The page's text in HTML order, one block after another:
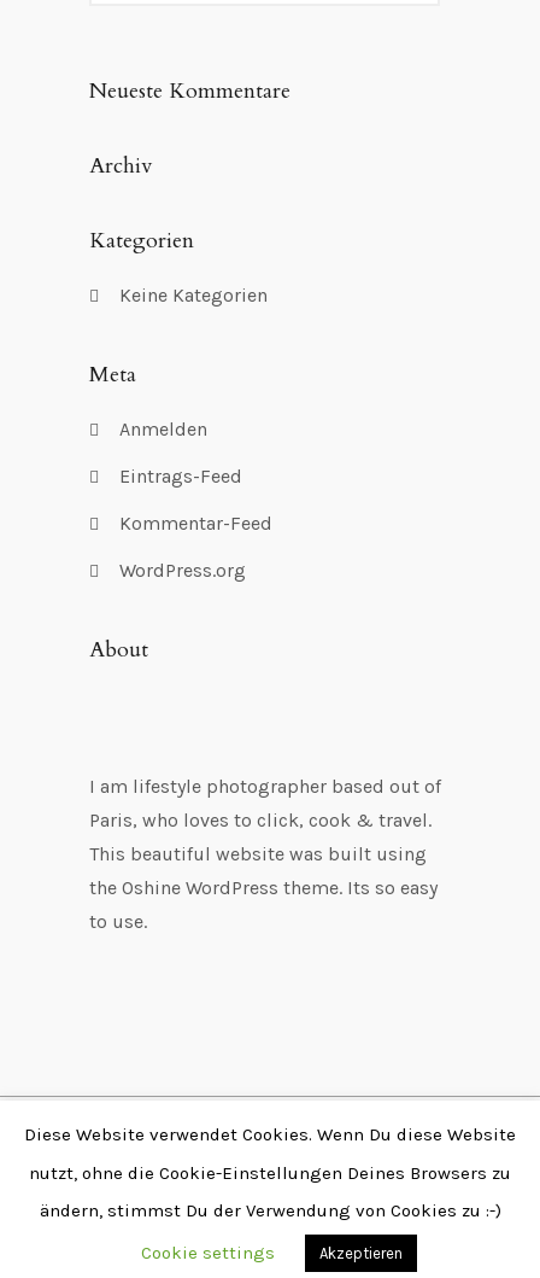
Neueste Kommentare
Archiv
Kategorien
Keine Kategorien
Meta
Anmelden
Eintrags-Feed
Kommentar-Feed
WordPress.org
About
I am lifestyle photographer based out of
Paris, who loves to click, cook & travel.
This beautiful website was built using
the Oshine WordPress theme. Its so easy
to use.
Copyright © 2026 by
Fabian Stendtke | Alle
Rechte vorbehalten |
www.stendtke.de
Diese Website verwendet Cookies. Wenn Du diese Website
nutzt, ohne die Cookie-Einstellungen Deines Browsers zu
ändern, stimmst Du der Verwendung von Cookies zu :-)
Cookie settings
Akzeptieren